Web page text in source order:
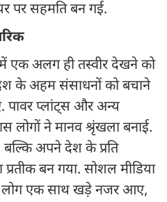
पर सहमति बन गई.
में एक अलग ही तस्वीर देखने को
के अहम संसाधनों को बचाने
प्लांट्स और अन्य
लोगों ने मानव श्रृंखला बनाई.
बल्कि अपने देश के प्रति
बन गया. सोशल मीडिया
लोग एक साथ खड़े नजर आए,